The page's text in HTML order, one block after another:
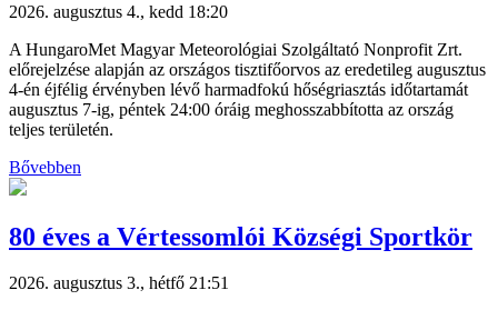
2026. augusztus 4., kedd 18:20
A HungaroMet Magyar Meteorológiai Szolgáltató Nonprofit Zrt.
előrejelzése alapján az országos tisztifőorvos az eredetileg augusztus
4-én éjfélig érvényben lévő harmadfokú hőségriasztás időtartamát
augusztus 7-ig, péntek 24:00 óráig meghosszabbította az ország
teljes területén.
Bővebben
80 éves a Vértessomlói Községi Sportkör
2026. augusztus 3., hétfő 21:51